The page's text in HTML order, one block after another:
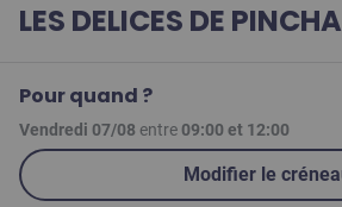
LES DELICES DE
Pour quand ?
Vendredi 07/08 entre 09:00et 12:00
Modifier le